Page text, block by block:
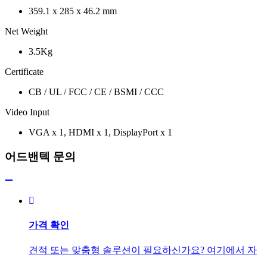
359.1 x 285 x 46.2 mm
Net Weight
3.5Kg
Certificate
CB / UL / FCC / CE / BSMI / CCC
Video Input
VGA x 1, HDMI x 1, DisplayPort x 1
어드밴텍 문의
가격 확인
견적 또는 맞춤형 솔루션이 필요하신가요? 여기에서 자